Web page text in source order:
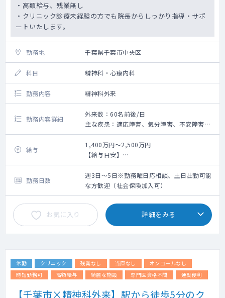
・高額給与、残業無し
・クリニック診療未経験の方でも院長からしっかり指導・サポ
ートいたします。
勤務地 千葉県千葉市中央区
科目 精神科・心療内科
勤務内容 精神科外来
勤務内容詳細
外来数：60名前後/日
主な疾患：適応障害、気分障害、不安障害、
発達障害 ※場所柄、会社員のうつ病等が多い
です。
外来患者数(1日あたり)：60名前後/日、5名/
コマ(30分）
外来初診人数：3～5名/日程度
体 制：1-3診体制
設 備：電子カルテ ※カルテ入力クラーク無
し
体 制：常勤1名/非常勤2名（クリニック全
体）
若い方からご高齢の方まで幅広い患者さんが
来院されます。
障害やPTSDといった患者さんの抱える「生き
給与
1,400万円～2,500万円
【給与目安】
週4.5日、1日8時間50分の場合：年収2,500
万円〜
週4日、1日8時間50分の場合：年収2,200万
円〜
週3日、1日8時間50分の場合：年収1,500万
円〜
9:30〜19:20 (休憩1時間）
【時短勤務の場合の給与目安】
週4日、1日6.5時間の場合：年収1,400万円〜
勤務日数
週3日～5日※勤務曜日応相談、土日出勤可能
な方歓迎（社会保険加入可）
お気に入り 詳細をみる
常勤 クリニック 残業なし 当直なし
オンコールなし
時短勤務可
高額給与 綺麗な施設 専門医資格不問 通勤便利
【千葉市×精神科外来】駅から徒歩5分のク